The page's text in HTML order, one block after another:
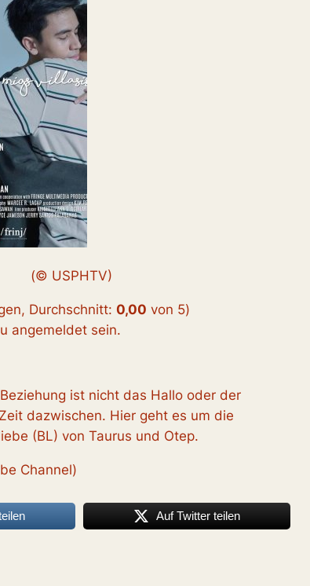
(© USPHTV)
Durchschnitt: 0,00 von 5)
angemeldet sein.
ist nicht das Hallo oder der
dazwischen. Hier geht es um die
(BL) von Taurus und Otep.
Channel)
Auf Twitter teilen